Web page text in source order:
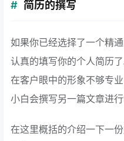
简历的撰写
如果你已经选择了一个精
认真的填写你的个人简历
在客户眼中的形象不够专
小白会撰写另一篇文章进行
在这里概括的介绍一下一